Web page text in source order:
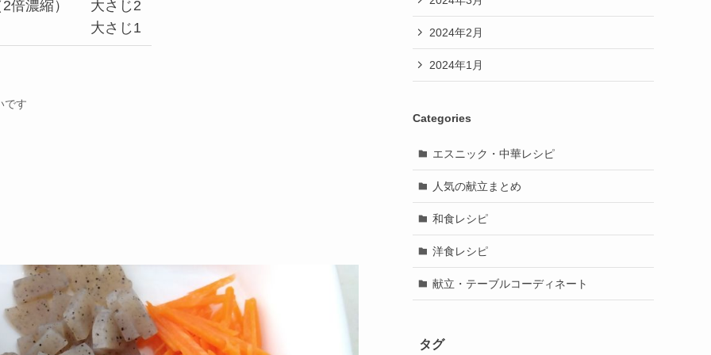
倍濃縮）
大さじ2
大さじ1
です
2024年2月
2024年1月
Categories
エスニック・中華レシピ
人気の献立まとめ
和食レシピ
洋食レシピ
献立・テーブルコーディネート
タグ